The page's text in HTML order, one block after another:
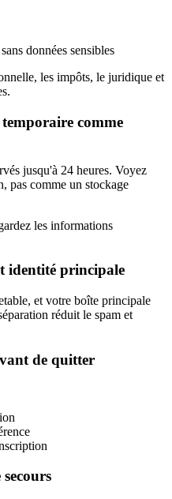
données sensibles
les impôts, le juridique et
comme
jusqu'à 24 heures. Voyez
pas comme un stockage
les informations
identité principale
et votre boîte principale
réduit le spam et
de quitter